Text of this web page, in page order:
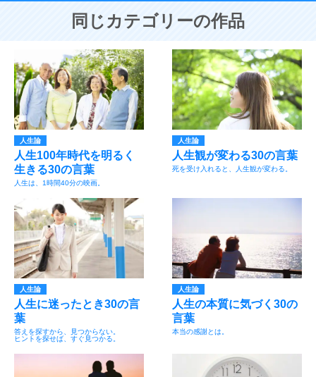
同じカテゴリーの作品
人生論
人生100年時代を明るく
生きる30の言葉
人生は、1時間40分の映画。
人生論
人生観が変わる30の言葉
死を受け入れると、人生観が変わる。
人生論
人生に迷ったとき30の言
葉
答えを探すから、見つからない。
ヒントを探せば、すぐ見つかる。
人生論
人生の本質に気づく30の
言葉
本当の感謝とは。